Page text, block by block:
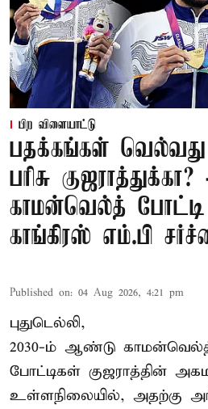
பிற விளையாட்டு
பதக்கங்கள் வெல்வது
பரிசு
காமன்வெல்த் போட்டி
காங்கிரஸ் எம்.பி
Published on: 04 Aug 2026, 4:21 pm
புதுடெல்லி,
2030-ம் ஆண்டு
போட்டிகள் குஜராத்தின்
உள்ளநிலையில், அதற்கு